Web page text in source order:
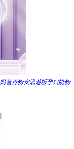
营养粉安满港版孕妇奶粉